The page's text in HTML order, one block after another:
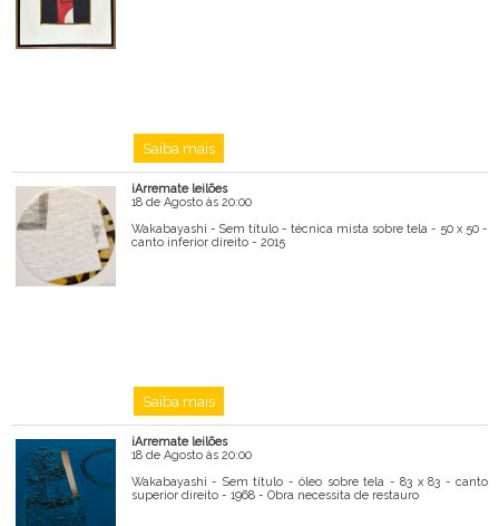
Saiba mais
iArremate leilões
18 de Agosto às 20:00
Wakabayashi - Sem título - técnica mista sobre tela - 50 x 50 -
canto inferior direito - 2015
Saiba mais
iArremate leilões
18 de Agosto às 20:00
Wakabayashi - Sem título - óleo sobre tela - 83 x 83 - canto
superior direito - 1968 - Obra necessita de restauro